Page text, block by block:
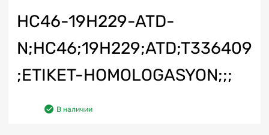
HC46-19H229-ATD-
N;HC46;19H229;ATD;T336409
;ETIKET-HOMOLOGASYON;;;
В наличии